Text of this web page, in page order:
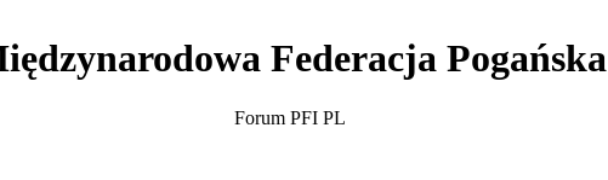
Federacja Pogańska
Forum PFI PL